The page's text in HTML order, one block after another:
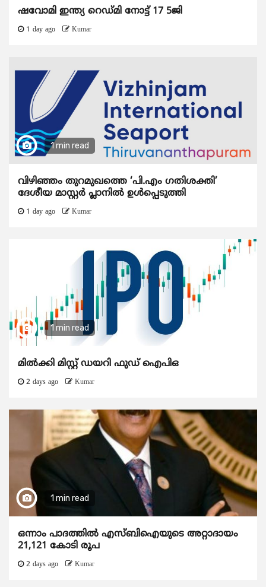
ഷവോമി ഇന്ത്യ റെഡ്മി നോട്ട് 17 5ജി
1 day ago Kumar
1 min read
വിഴിഞ്ഞം തുറമുഖത്തെ ‘പി.എം ഗതിശക്തി’
ദേശീയ മാസ്റ്റർ പ്ലാനിൽ ഉൾപ്പെടുത്തി
1 day ago Kumar
1 min read
മിൽക്കി മിസ്റ്റ് ഡയറി ഫുഡ് ഐപിഒ
2 days ago Kumar
1 min read
ഒന്നാം പാദത്തിൽ എസ്ബിഐയുടെ അറ്റാദായം
21,121 കോടി രൂപ
2 days ago Kumar